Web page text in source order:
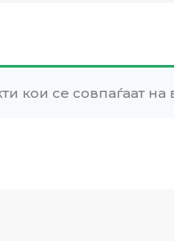
кои се совпаѓаат на